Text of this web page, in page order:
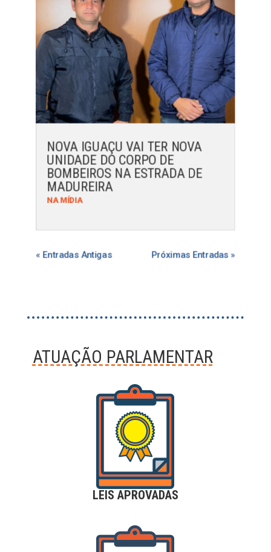
NOVA IGUAÇU VAI TER NOVA
UNIDADE DO CORPO DE
BOMBEIROS NA ESTRADA DE
MADUREIRA
NA MÍDIA
« Entradas Antigas Próximas Entradas »
ATUAÇÃO PARLAMENTAR
LEIS APROVADAS